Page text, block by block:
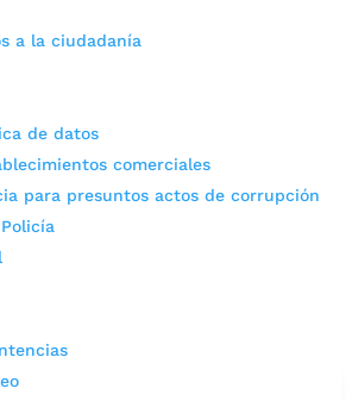
a la ciudadanía
de datos
comerciales
para presuntos actos de corrupción
audio: José David Cavanzo,
Bucaramanga 2022
pasos para inscribirse y solicitar un
colegios oficiales de